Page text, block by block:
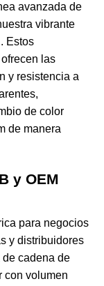
avanzada de
vibrante
. Estos
las
y resistencia a
de color
de manera
y OEM
para negocios
y distribuidores
cadena de
con volumen